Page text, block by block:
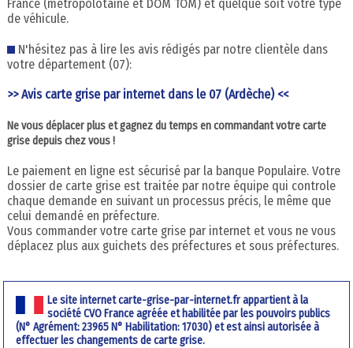
France (métropolotaine et DOM TOM) et quelque soit votre type
de véhicule.
N'hésitez pas à lire les avis rédigés par notre clientèle dans
votre département (07):
>> Avis carte grise par internet dans le 07 (Ardèche) <<
Ne vous déplacer plus et gagnez du temps en commandant votre carte
grise depuis chez vous !
Le paiement en ligne est sécurisé par la banque Populaire. Votre
dossier de carte grise est traitée par notre équipe qui controle
chaque demande en suivant un processus précis, le même que
celui demandé en préfecture.
Vous commander votre carte grise par internet et vous ne vous
déplacez plus aux guichets des préfectures et sous préfectures.
Le site internet carte-grise-par-internet.fr appartient à la
société CVO France agréée et habilitée par les pouvoirs publics
(N° Agrément: 23965 N° Habilitation: 17030) et est ainsi autorisée à
effectuer les changements de carte grise.